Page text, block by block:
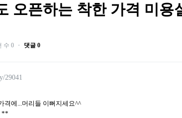
오픈하는 착한 가격 미용
수 0 ・ 댓글 0
29041
격에...머리들 이뻐지세요^^
**